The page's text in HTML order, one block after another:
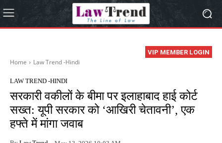
VIP MEMBER LOGIN
Home Law Trend -Hindi
LAW TREND -HINDI
सरकारी वकीलों के बीमा पर इलाहाबाद हाई कोर्ट
सख्त: यूपी सरकार को ‘आखिरी चेतावनी’, एक
हफ्ते में मांगा जवाब